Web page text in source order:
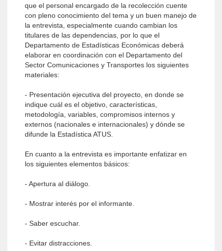
que el personal encargado de la recolección cuente
con pleno conocimiento del tema y un buen manejo de
la entrevista, especialmente cuando cambian los
titulares de las dependencias, por lo que el
Departamento de Estadísticas Económicas deberá
elaborar en coordinación con el Departamento del
Sector Comunicaciones y Transportes los siguientes
materiales:
- Presentación ejecutiva del proyecto, en donde se
indique cuál es el objetivo, características,
metodología, variables, compromisos internos y
externos (nacionales e internacionales) y dónde se
difunde la Estadística ATUS.
En cuanto a la entrevista es importante enfatizar en
los siguientes elementos básicos:
- Apertura al diálogo.
- Mostrar interés por el informante.
- Saber escuchar.
- Evitar distracciones.